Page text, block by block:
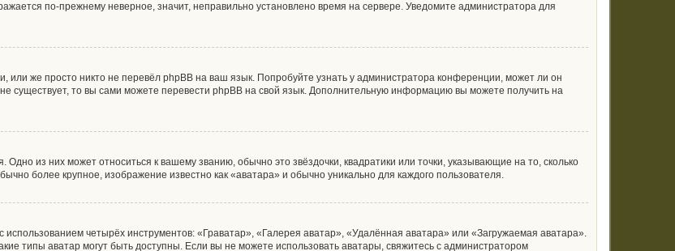
по-прежнему неверное, значит, неправильно установлено время на сервере. Уведомите администратора для
или же просто никто не перевёл phpBB на ваш язык. Попробуйте узнать у администратора конференции, может ли он
существует, то вы сами можете перевести phpBB на свой язык. Дополнительную информацию вы можете получить на
из них может относиться к вашему званию, обычно это звёздочки, квадратики или точки, указывающие на то, сколько
более крупное, изображение известно как «аватара» и обычно уникально для каждого пользователя.
четырёх инструментов: «Граватар», «Галерея аватар», «Удалённая аватара» или «Загружаемая аватара».
типы аватар могут быть доступны. Если вы не можете использовать аватары, свяжитесь с администратором